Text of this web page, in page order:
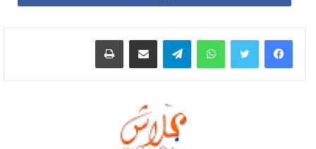
وتجدر الإشارة أن مجموعة أوزون للبيئة والخدمات تدبر قطاع
النظافة في ستين مدينة مغربية وثلاث دول إفريقية (مالي،
دول إفريقية أخرى، وقد حرصت على خلق فرص شغل تجاوز
واتساب تيلقرام مشاركة عبر البريد طباعة